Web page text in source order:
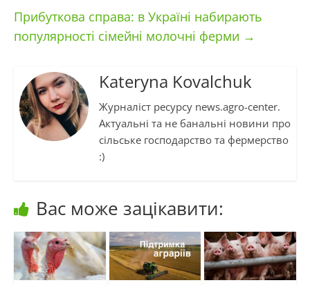
Прибуткова справа: в Україні набирають
популярності сімейні молочні ферми →
Kateryna Kovalchuk
Журналіст ресурсу news.agro-center.
Актуальні та не банальні новини про
сільське господарство та фермерство
:)
Вас може зацікавити: